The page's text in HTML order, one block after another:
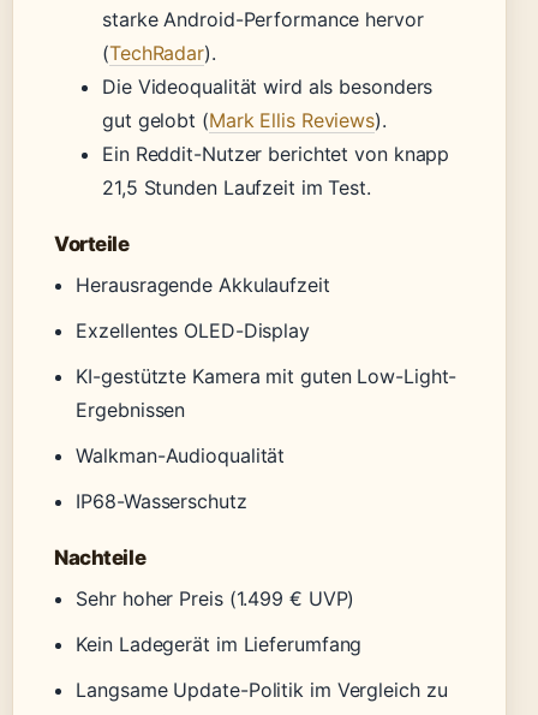
starke Android-Performance hervor
(TechRadar).
Die Videoqualität wird als besonders
gut gelobt (Mark Ellis Reviews).
Ein Reddit-Nutzer berichtet von knapp
21,5 Stunden Laufzeit im Test.
Vorteile
Herausragende Akkulaufzeit
Exzellentes OLED-Display
KI-gestützte Kamera mit guten Low-Light-
Ergebnissen
Walkman-Audioqualität
IP68-Wasserschutz
Nachteile
Sehr hoher Preis (1.499 € UVP)
Kein Ladegerät im Lieferumfang
Langsame Update-Politik im Vergleich zu